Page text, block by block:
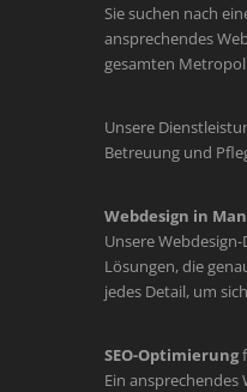
Sie suchen nach
ansprechendes
gesamten
Unsere
Betreuung und
Webdesign in
Unsere
Lösungen, die
jedes Detail, um
SEO-Optimierung
Ein ansprechendes